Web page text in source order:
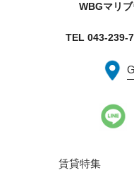
WBGマリ
TEL 043-239-
賃貸特集